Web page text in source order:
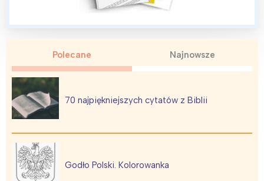
Polecane Najnowsze
70 najpiękniejszych cytatów z Biblii
Godło Polski. Kolorowanka
Interesują mnie wydarzenia z
Warszawa
Łódź
Trójmiasto
Poznań
Kraków